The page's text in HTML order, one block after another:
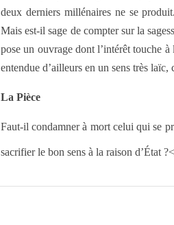
deux derniers millénaires ne se
Mais est-il sage de compter sur la
pose un ouvrage dont l’intérêt touche
entendue d’ailleurs en un sens très
La Pièce
Faut-il condamner à mort celui qui se
sacrifier le bon sens à la raison d’État